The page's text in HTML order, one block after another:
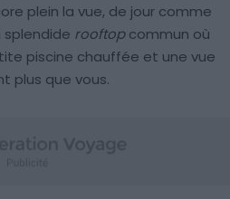
plein la vue, de jour comme
splendide rooftopcommun où
piscine chauffée et une vue
plus que vous.